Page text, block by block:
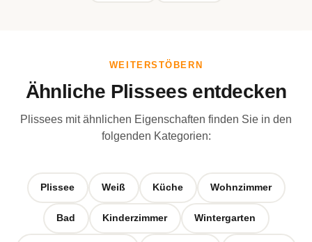
WEITERSTÖBERN
Ähnliche Plissees entdecken
Plissees mit ähnlichen Eigenschaften finden Sie in den
folgenden Kategorien:
Plissee Weiß Küche Wohnzimmer
Bad Kinderzimmer Wintergarten